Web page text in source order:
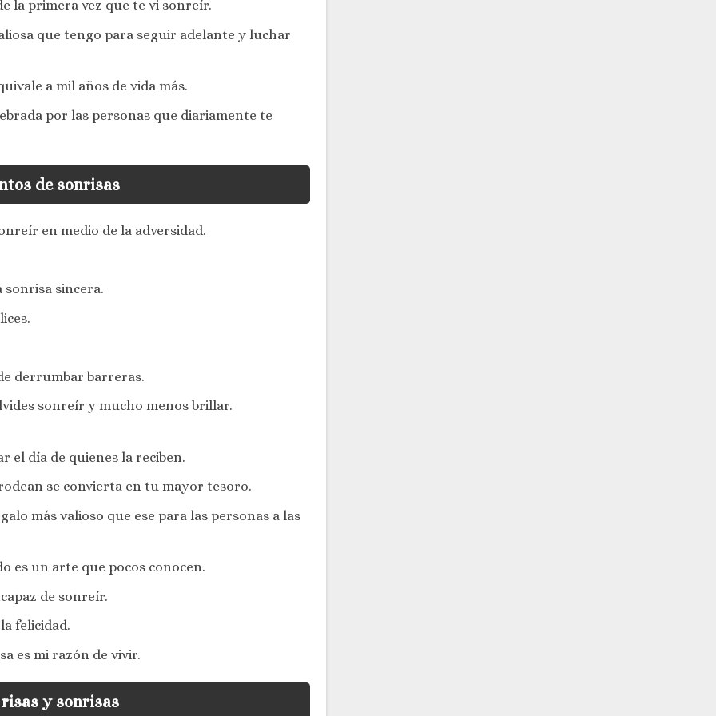
la primera vez que te vi sonreír.
que tengo para seguir adelante y luchar
a mil años de vida más.
por las personas que diariamente te
de sonrisas
en medio de la adversidad.
sonrisa sincera.
derrumbar barreras.
sonreír y mucho menos brillar.
el día de quienes la reciben.
se convierta en tu mayor tesoro.
más valioso que ese para las personas a las
es un arte que pocos conocen.
de sonreír.
felicidad.
es mi razón de vivir.
y sonrisas